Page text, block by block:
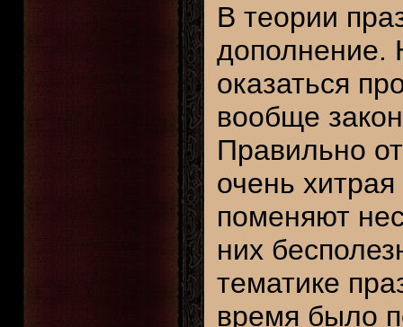
В теории
дополнение.
оказаться
вообще
Правильно
очень
поменяют
них
тематике
время было